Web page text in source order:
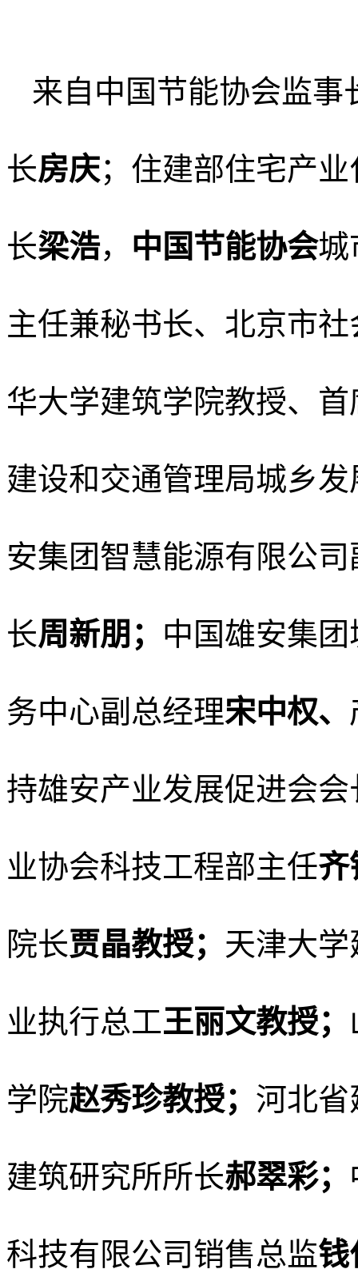
来自中国节能协会监
长房庆； 住建部住宅产
长梁浩， 中国节能协会城
主任兼秘书长、北京市
华大学建筑学院教授、
建设和交通管理局城乡
安集团智慧能源有限公
长周新朋； 中国雄安集
务中心副总经理宋中权、
持雄安产业发展促进会会
业协会科技工程部主任齐
院长贾晶教授； 天津大
业执行总工王丽文教授；
学院赵秀珍教授； 河北
建筑研究所所长郝翠彩；
科技有限公司销售总监钱